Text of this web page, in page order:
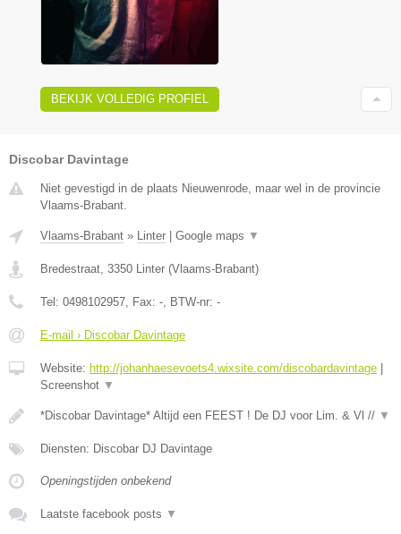
BEKIJK VOLLEDIG PROFIEL
Discobar Davintage
Niet gevestigd in de plaats Nieuwenrode, maar wel in de provincie
Vlaams-Brabant.
Vlaams-Brabant » Linter Google maps ▼
Bredestraat, 3350 Linter (Vlaams-Brabant)
Tel: 0498102957, Fax: -, BTW-nr: -
E-mail › Discobar Davintage
Website: http://johanhaesevoets4.wixsite.com/discobardavintage
Screenshot ▼
*Discobar Davintage* Altijd een FEEST ! De DJ voor Lim. & Vl // ▼
Diensten: Discobar DJ Davintage
Openingstijden onbekend
Laatste facebook posts ▼